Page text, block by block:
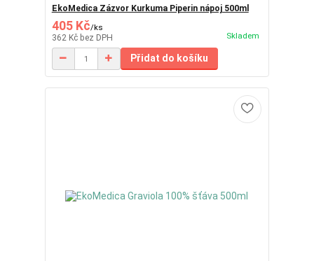
EkoMedica Zázvor Kurkuma Piperin nápoj 500ml
405 Kč/ks
362 Kč bez DPH Skladem
Přidat do košíku